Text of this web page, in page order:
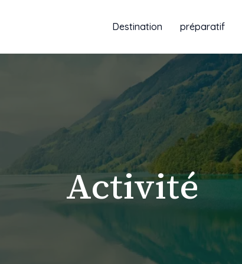
Destination préparatif
Activité